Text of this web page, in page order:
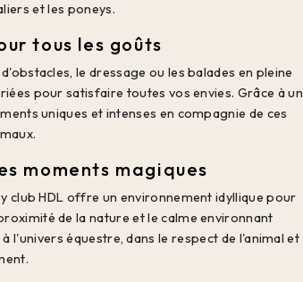
et les poneys.
tous les goûts
le dressage ou les balades en pleine
pour satisfaire toutes vos envies. Grâce à un
uniques et intenses en compagnie de ces
moments magiques
club HDL offre un environnement idyllique pour
de la nature et le calme environnant
l'univers équestre, dans le respect de l'animal et